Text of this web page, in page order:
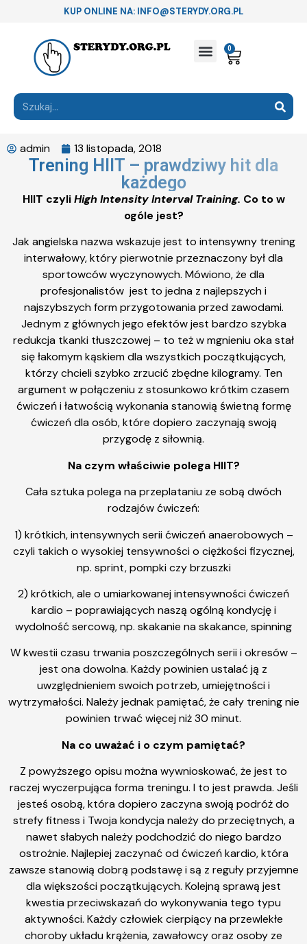
KUP ONLINE NA: INFO@STERYDY.ORG.PL
0
admin 13 listopada, 2018
Trening HIIT – prawdziwy hit dla
każdego
HIIT czyliHigh Intensity Interval Training. Co to w
ogóle jest?
Jak angielska nazwa wskazuje jest to intensywny trening
interwałowy, który pierwotnie przeznaczony był dla
sportowców wyczynowych. Mówiono, że dla
profesjonalistów jest to jedna z najlepszych i
najszybszych form przygotowania przed zawodami.
Jednym z głównych jego efektów jest bardzo szybka
redukcja tkanki tłuszczowej – to też w mgnieniu oka stał
się łakomym kąskiem dla wszystkich początkujących,
którzy chcieli szybko zrzucić zbędne kilogramy. Ten
argument w połączeniu z stosunkowo krótkim czasem
ćwiczeń i łatwością wykonania stanowią świetną formę
ćwiczeń dla osób, które dopiero zaczynają swoją
przygodę z siłownią.
Na czym właściwie polega HIIT?
Cała sztuka polega na przeplataniu ze sobą dwóch
rodzajów ćwiczeń:
1) krótkich, intensywnych serii ćwiczeń anaerobowych –
czyli takich o wysokiej tensywności o ciężkości fizycznej,
np. sprint, pompki czy brzuszki
2) krótkich, ale o umiarkowanej intensywności ćwiczeń
kardio – poprawiających naszą ogólną kondycję i
wydolność sercową, np. skakanie na skakance, spinning
W kwestii czasu trwania poszczególnych serii i okresów –
jest ona dowolna. Każdy powinien ustalać ją z
uwzględnieniem swoich potrzeb, umiejętności i
wytrzymałości. Należy jednak pamiętać, że cały trening nie
powinien trwać więcej niż 30 minut.
Na co uważać i o czym pamiętać?
Z powyższego opisu można wywnioskować, że jest to
raczej wyczerpująca forma treningu. I to jest prawda. Jeśli
jesteś osobą, która dopiero zaczyna swoją podróż do
strefy fitness i Twoja kondycja należy do przeciętnych, a
nawet słabych należy podchodzić do niego bardzo
ostrożnie. Najlepiej zaczynać od ćwiczeń kardio, która
zawsze stanowią dobrą podstawę i są z reguły przyjemne
dla większości początkujących. Kolejną sprawą jest
kwestia przeciwskazań do wykonywania tego typu
aktywności. Każdy człowiek cierpiący na przewlekłe
choroby układu krążenia, zawałowcy oraz osoby ze